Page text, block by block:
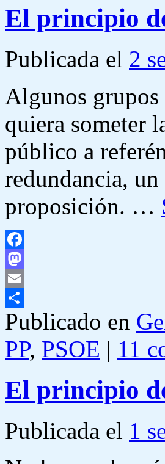
El principio
Publicada el 2
Algunos grupos
quiera someter
público a
redundancia,
proposición. …
Facebook
Mastodon
Email
Compartir
Publicado en
PP, PSOE | 11
El principio
Publicada el 1